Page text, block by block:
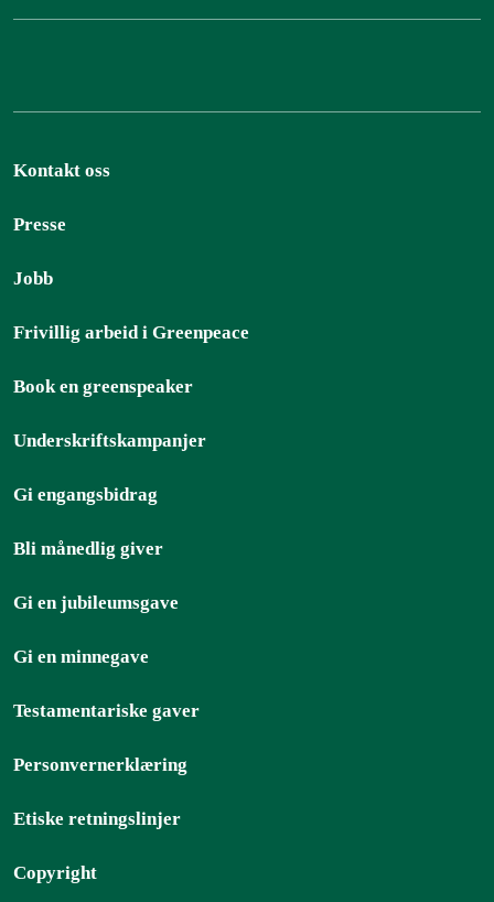
Kontakt oss
Presse
Jobb
Frivillig arbeid i Greenpeace
Book en greenspeaker
Underskriftskampanjer
Gi engangsbidrag
Bli månedlig giver
Gi en jubileumsgave
Gi en minnegave
Testamentariske gaver
Personvernerklæring
Etiske retningslinjer
Copyright